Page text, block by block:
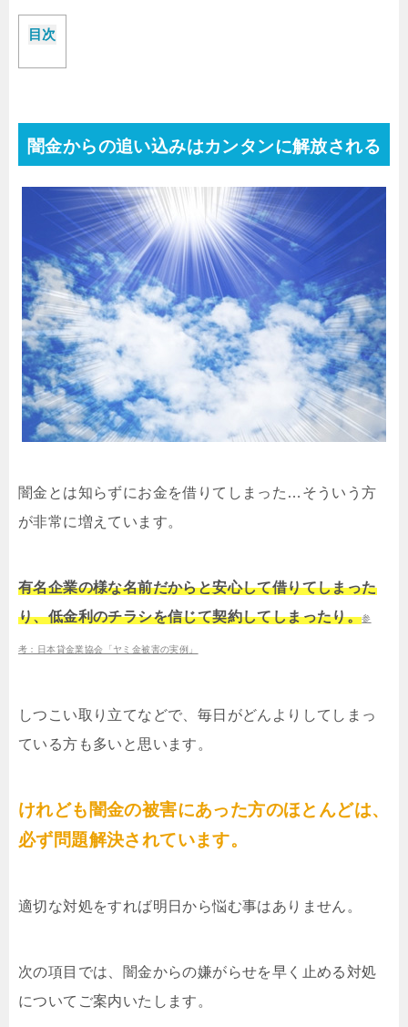
目次
闇金からの追い込みはカンタンに解放される
闇金とは知らずにお金を借りてしまった…そういう方
が非常に増えています。
有名企業の様な名前だからと安心して借りてしまった
り、低金利のチラシを信じて契約してしまったり。参
考：日本貸金業協会「ヤミ金被害の実例」
しつこい取り立てなどで、毎日がどんよりしてしまっ
ている方も多いと思います。
けれども闇金の被害にあった方のほとんどは、
必ず問題解決されています。
適切な対処をすれば明日から悩む事はありません。
次の項目では、闇金からの嫌がらせを早く止める対処
についてご案内いたします。